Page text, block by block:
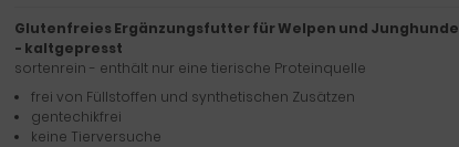
Glutenfreies Ergänzungsfutter für Welpen und Junghunde
- kaltgepresst
sortenrein - enthält nur eine tierische Proteinquelle
frei von Füllstoffen und synthetischen Zusätzen
gentechikfrei
keine Tierversuche